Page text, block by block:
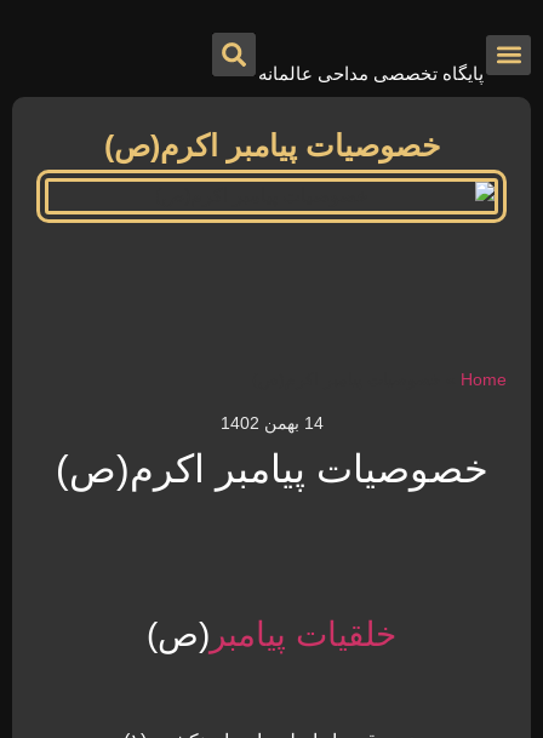
پایگاه تخصصی مداحی عالمانه
خصوصیات پیامبر اکرم(ص)
Home
14 بهمن 1402
خصوصیات پیامبر اکرم(ص)
خلقیات پیامبر (ص)